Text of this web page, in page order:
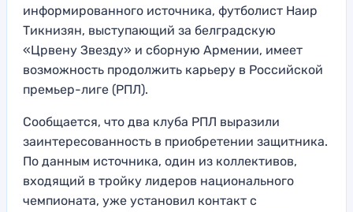
информированного источника, футболист Наир
Тикнизян, выступающий за белградскую
«Црвену Звезду» и сборную Армении, имеет
возможность продолжить карьеру в Российской
премьер-лиге (РПЛ).
Сообщается, что два клуба РПЛ выразили
заинтересованность в приобретении защитника.
По данным источника, один из коллективов,
входящий в тройку лидеров национального
чемпионата, уже установил контакт с